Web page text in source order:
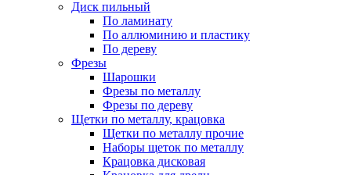
Диск пильный
По ламинату
По аллюминию и пластику
По дереву
Фрезы
Шарошки
Фрезы по металлу
Фрезы по дереву
Щетки по металлу, крацовка
Щетки по металлу прочие
Наборы щеток по металлу
Крацовка дисковая